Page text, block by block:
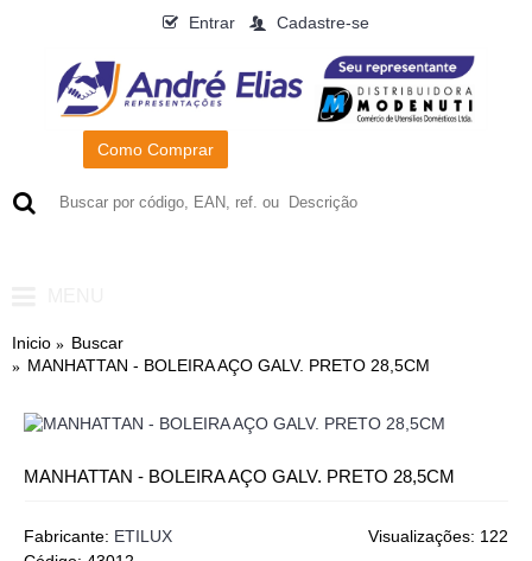
Entrar Cadastre-se
Como Comprar
Inicio
Buscar
MANHATTAN - BOLEIRA AÇO GALV. PRETO 28,5CM
MANHATTAN - BOLEIRA AÇO GALV. PRETO 28,5CM
Visualizações: 122
Fabricante: ETILUX